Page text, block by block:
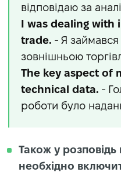
відповідаю за
I was dealing with
trade. - Я займався
зовнішньою
The key aspect of
technical data. -
роботи було
Також у
необхідно